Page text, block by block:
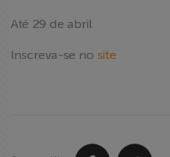
Até 29 de abril
Inscreva-se no site